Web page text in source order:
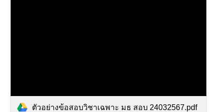
ตัวอย่างข้อสอบวิชาเฉพาะ มธ สอบ 24032567.pdf